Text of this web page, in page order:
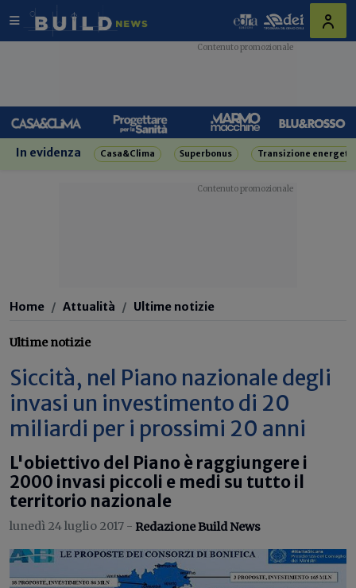
In evidenza Casa&Clima Superbonus Transizione
Home Attualità Ultime notizie
Ultime notizie
Siccità, nel Piano nazionale degli
invasi un investimento di 20
miliardi per i prossimi 20 anni
L'obiettivo del Piano è raggiungere i
2000 invasi piccoli e medi su tutto il
territorio nazionale
lunedì 24 luglio 2017 - Redazione Build News